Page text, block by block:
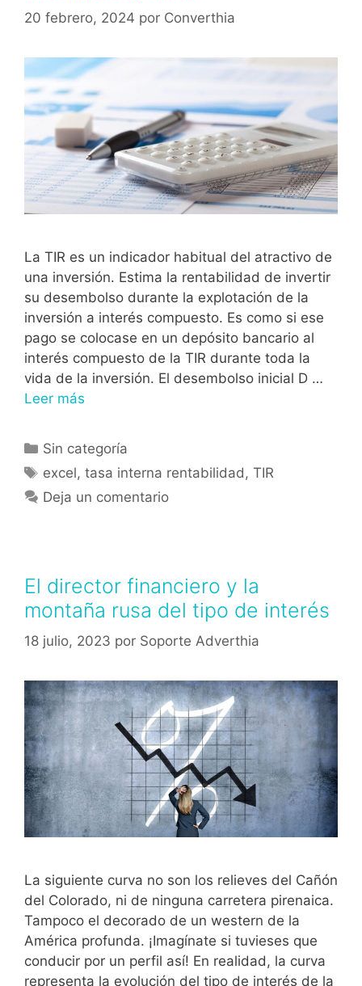
20 febrero, 2024 por Converthia
La TIR es un indicador habitual del atractivo de
una inversión. Estima la rentabilidad de invertir
su desembolso durante la explotación de la
inversión a interés compuesto. Es como si ese
pago se colocase en un depósito bancario al
interés compuesto de la TIR durante toda la
vida de la inversión. El desembolso inicial D …
Leer más
Sin categoría
excel,tasa interna rentabilidad ,TIR
Deja un comentario
El director financiero y la
montaña rusa del tipo de interés
18 julio, 2023 por Soporte Adverthia
La siguiente curva no son los relieves del Cañón
del Colorado, ni de ninguna carretera pirenaica.
Tampoco el decorado de un western de la
América profunda. ¡Imagínate si tuvieses que
conducir por un perfil así! En realidad, la curva
representa la evolución del tipo de interés de la